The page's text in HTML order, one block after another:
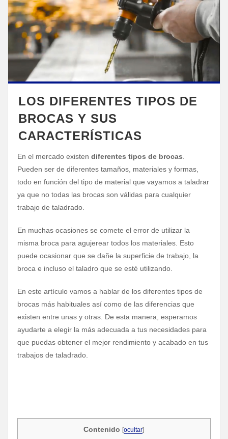
LOS DIFERENTES TIPOS DE
BROCAS Y SUS
CARACTERÍSTICAS
En el mercado existen diferentes tipos de brocas
Pueden ser de diferentes tamaños, materiales y formas,
todo en función del tipo de material que vayamos a taladrar
ya que no todas las brocas son válidas para cualquier
trabajo de taladrado.
En muchas ocasiones se comete el error de utilizar la
misma broca para agujerear todos los materiales. Esto
puede ocasionar que se dañe la superficie de trabajo, la
broca e incluso el taladro que se esté utilizando.
En este artículo vamos a hablar de los diferentes tipos de
brocas más habituales así como de las diferencias que
existen entre unas y otras. De esta manera, esperamos
ayudarte a elegir la más adecuada a tus necesidades para
que puedas obtener el mejor rendimiento y acabado en tus
trabajos de taladrado.
Contenido [ocultar]